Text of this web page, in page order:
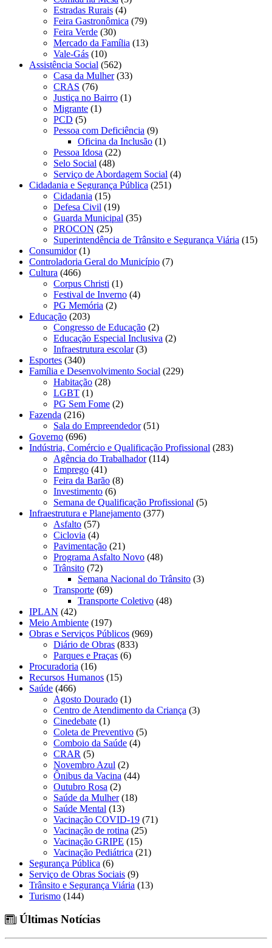
Estradas Rurais (4)
Feira Gastronômica (79)
Feira Verde (30)
Mercado da Família (13)
Vale-Gás (10)
Assistência Social (562)
Casa da Mulher(33)
CRAS (76)
Justiça no Bairro (1)
Migrante (1)
PCD (5)
Pessoa com Deficiência (9)
Oficina da Inclusão (1)
Pessoa Idosa (22)
Selo Social (48)
Serviço de Abordagem Social (4)
Cidadania e Segurança Pública (251)
Cidadania (15)
Defesa Civil (19)
Guarda Municipal (35)
PROCON (25)
Superintendência de Trânsito e Segurança Viária (15)
Consumidor(1)
Controladoria Geral do Município (7)
Cultura (466)
Corpus Christi (1)
Festival de Inverno (4)
PG Memória (2)
Educação (203)
Congresso de Educação (2)
Educação Especial Inclusiva (2)
Infraestrutura escolar(3)
Esportes (340)
Família e Desenvolvimento Social (229)
Habitação (28)
LGBT (1)
PG Sem Fome (2)
Fazenda (216)
Sala do Empreendedor(51)
Governo (696)
Indústria, Comércio e Qualificação Profissional (283)
Agência do Trabalhador(114)
Emprego (41)
Feira da Barão (8)
Investimento (6)
Semana de Qualificação Profissional (5)
Infraestrutura e Planejamento (377)
Asfalto (57)
Ciclovia (4)
Pavimentação (21)
Programa Asfalto Novo (48)
Trânsito (72)
Semana Nacional do Trânsito (3)
Transporte (69)
Transporte Coletivo (48)
IPLAN (42)
Meio Ambiente (197)
Obras e Serviços Públicos (969)
Diário de Obras (833)
Parques e Praças (6)
Procuradoria (16)
Recursos Humanos (15)
Saúde (466)
Agosto Dourado (1)
Centro de Atendimento da Criança (3)
Cinedebate (1)
Coleta de Preventivo (5)
Comboio da Saúde (4)
CRAR (5)
Novembro Azul (2)
Ônibus da Vacina (44)
Outubro Rosa (2)
Saúde da Mulher(18)
Saúde Mental (13)
Vacinação COVID-19 (71)
Vacinação de rotina (25)
Vacinação GRIPE (15)
Vacinação Pediátrica (21)
Segurança Pública (6)
Serviço de Obras Sociais (9)
Trânsito e Segurança Viária (13)
Turismo (144)
Últimas Notícias